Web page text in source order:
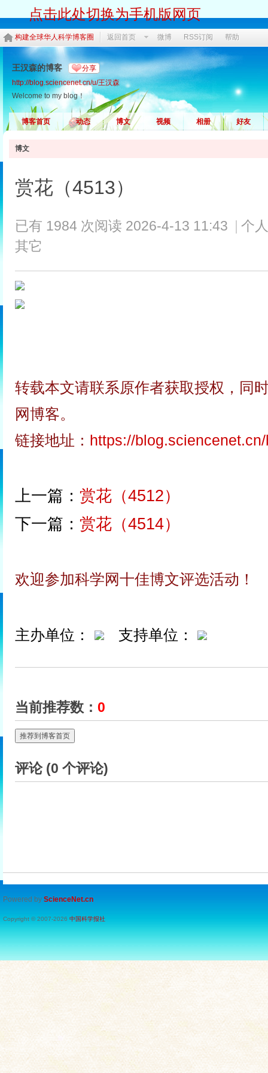
点击此处切换为手机版网页
构建全球华人科学博客圈 返回首页 微博 RSS订阅 帮助
王汉森的博客 分享
http://blog.sciencenet.cn/u/王汉森
Welcome to my blog！
博客首页 动态 博文 视频 相册 好友
博文
赏花（4513）
已有 1984 次阅读 2026-4-13 11:43
个
其它
转载本文请联系原作者获取授权，同
网博客。
链接地址： https://
上一篇： 赏花（4512）
下一篇： 赏花（4514）
欢迎参加科学网十佳博文评选活动！
主办单位： 支持单位：
当前推荐数： 0
推荐到博客首页
评论 (0 个评论)
Powered by ScienceNet.cn
Copyright © 2007-2026 中国科学报社